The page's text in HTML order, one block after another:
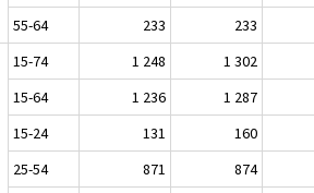
55-64
233 233
15-74 1 248 1 302
15-64
1 236 1 287
15-24
131 160
25-54
871 874